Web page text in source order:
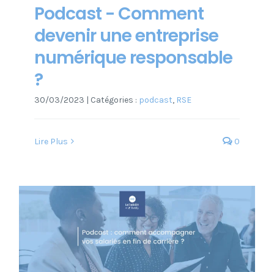
Podcast - Comment
devenir une entreprise
numérique responsable
?
30/03/2023 | Catégories : podcast, RSE
Lire Plus 0